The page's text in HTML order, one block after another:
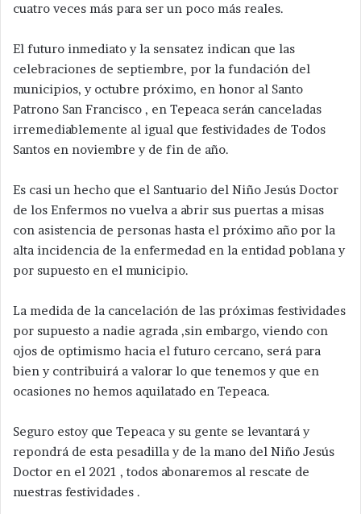
cuatro veces más para ser un poco más reales.
El futuro inmediato y la sensatez indican que las
celebraciones de septiembre, por la fundación del
municipios, y octubre próximo, en honor al Santo
Patrono San Francisco , en Tepeaca serán canceladas
irremediablemente al igual que festividades de Todos
Santos en noviembre y de fin de año.
Es casi un hecho que el Santuario del Niño Jesús Doctor
de los Enfermos no vuelva a abrir sus puertas a misas
con asistencia de personas hasta el próximo año por la
alta incidencia de la enfermedad en la entidad poblana y
por supuesto en el municipio.
La medida de la cancelación de las próximas festividades
por supuesto a nadie agrada ,sin embargo, viendo con
ojos de optimismo hacia el futuro cercano, será para
bien y contribuirá a valorar lo que tenemos y que en
ocasiones no hemos aquilatado en Tepeaca.
Seguro estoy que Tepeaca y su gente se levantará y
repondrá de esta pesadilla y de la mano del Niño Jesús
Doctor en el 2021 , todos abonaremos al rescate de
nuestras festividades .